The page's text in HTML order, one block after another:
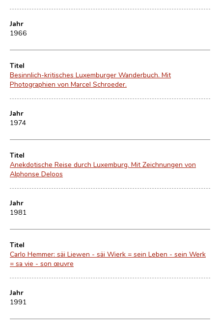
Jahr
1966
Titel
Besinnlich-kritisches Luxemburger Wanderbuch. Mit
Photographien von Marcel Schroeder.
Jahr
1974
Titel
Anekdotische Reise durch Luxemburg. Mit Zeichnungen von
Alphonse Deloos
Jahr
1981
Titel
Carlo Hemmer: säi Liewen - säi Wierk = sein Leben - sein Werk
= sa vie - son œuvre
Jahr
1991